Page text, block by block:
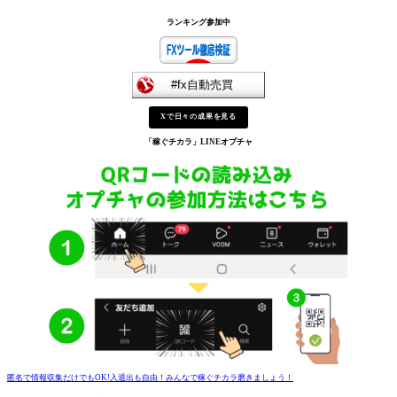
ランキング参加中
Xで日々の成果を見る
「稼ぐチカラ」 LINEオプチャ
匿名で情報収集だけでもOK!入退出も自由！みんなで稼ぐチカラ磨きましょう！